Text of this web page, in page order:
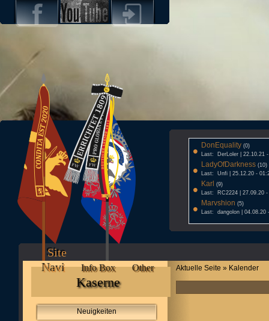
• DonEquality (0)
Last: DerLoler | 22.10.21
• LadyOfDarkness (10)
Last: Unfi | 25.12.20 -
• Karl (9)
Last: RC2224 | 27.09.20 -
• Marvshion (5)
Last: dangolon | 04.08.20
Site
Navi
Info Box Other
Kaserne
Neuigkeiten
Aktuelle Seite » Kalender